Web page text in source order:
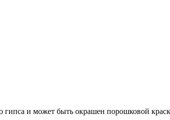
и может быть окрашен порошковой